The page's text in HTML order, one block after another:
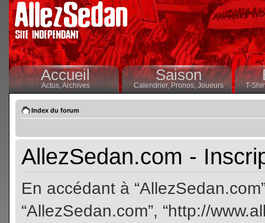
Accueil
Actus,Archives
Saison
Calendrier,Pronos, Joueurs T-
Index du forum
AllezSedan.com -
En accédant à
“AllezSedan.com”, “http://